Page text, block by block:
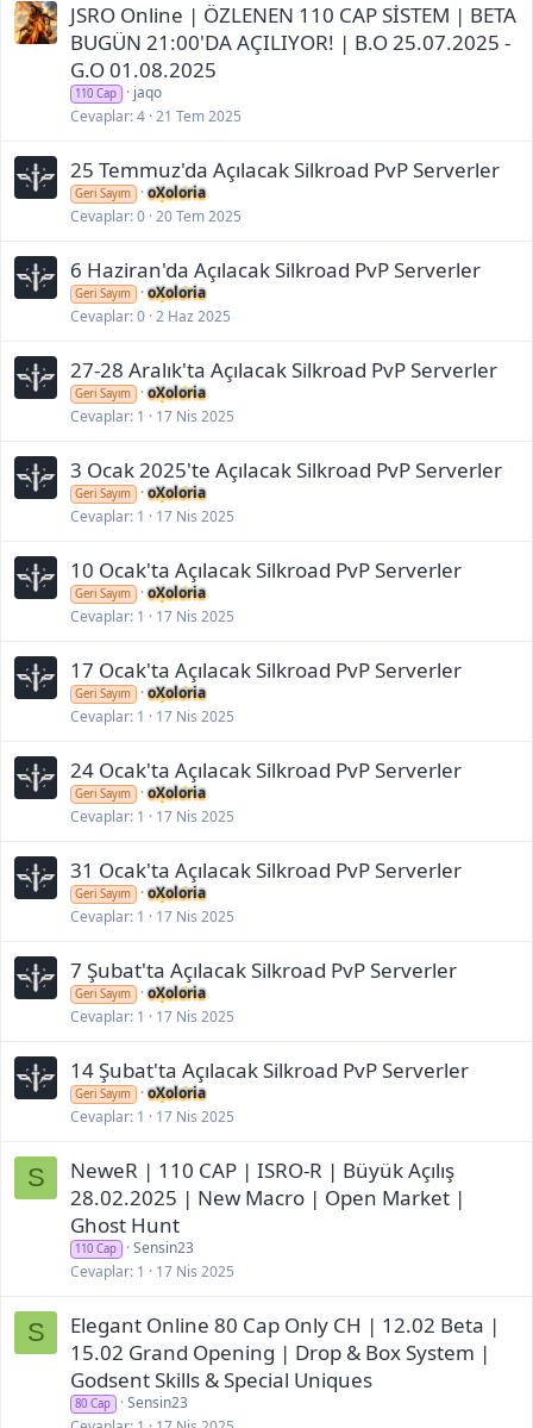
JSRO Online | ÖZLENEN 110 CAP SİSTEM | BETA
BUGÜN 21:00'DA AÇILIYOR! | B.O 25.07.2025 -
G.O 01.08.2025
110 Cap
jaqo
Cevaplar 4 21 Tem 2025
25 Temmuz'da Açılacak Silkroad PvP Serverler
Geri Sayım
oXoloria
Cevaplar 0 20 Tem 2025
6 Haziran'da Açılacak Silkroad PvP Serverler
Geri Sayım
oXoloria
Cevaplar 0 2 Haz 2025
27-28 Aralık'ta Açılacak Silkroad PvP Serverler
Geri Sayım
oXoloria
Cevaplar 1 17 Nis 2025
3 Ocak 2025'te Açılacak Silkroad PvP Serverler
Geri Sayım
oXoloria
Cevaplar 1 17 Nis 2025
10 Ocak'ta Açılacak Silkroad PvP Serverler
Geri Sayım
oXoloria
Cevaplar 1 17 Nis 2025
17 Ocak'ta Açılacak Silkroad PvP Serverler
Geri Sayım
oXoloria
Cevaplar 1 17 Nis 2025
24 Ocak'ta Açılacak Silkroad PvP Serverler
Geri Sayım
oXoloria
Cevaplar 1 17 Nis 2025
31 Ocak'ta Açılacak Silkroad PvP Serverler
Geri Sayım
oXoloria
Cevaplar 1 17 Nis 2025
7 Şubat'ta Açılacak Silkroad PvP Serverler
Geri Sayım
oXoloria
Cevaplar 1 17 Nis 2025
14 Şubat'ta Açılacak Silkroad PvP Serverler
Geri Sayım
oXoloria
Cevaplar 1 17 Nis 2025
S
NeweR | 110 CAP | ISRO-R | Büyük Açılış
28.02.2025 | New Macro | Open Market |
Ghost Hunt
110 Cap
Sensin23
Cevaplar 1 17 Nis 2025
S
Elegant Online 80 Cap Only CH | 12.02 Beta |
15.02 Grand Opening | Drop & Box System |
Godsent Skills & Special Uniques
80 Cap
Sensin23